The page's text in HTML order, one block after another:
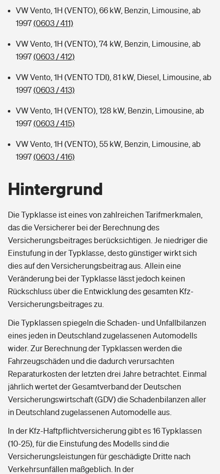
VW Vento, 1H (VENTO), 66 kW, Benzin, Limousine, ab
1997(0603 / 411)
VW Vento, 1H (VENTO), 74 kW, Benzin, Limousine, ab
1997(0603 / 412)
VW Vento, 1H (VENTO TDI), 81 kW, Diesel, Limousine, ab
1997(0603 / 413)
VW Vento, 1H (VENTO), 128 kW, Benzin, Limousine, ab
1997(0603 / 415)
VW Vento, 1H (VENTO), 55 kW, Benzin, Limousine, ab
1997(0603 / 416)
Hintergrund
Die Typklasse ist eines von zahlreichen Tarifmerkmalen,
das die Versicherer bei der Berechnung des
Versicherungsbeitrages berücksichtigen. Je niedriger die
Einstufung in der Typklasse, desto günstiger wirkt sich
dies auf den Versicherungsbeitrag aus. Allein eine
Veränderung bei der Typklasse lässt jedoch keinen
Rückschluss über die Entwicklung des gesamten Kfz-
Versicherungsbeitrages zu.
Die Typklassen spiegeln die Schaden- und Unfallbilanzen
eines jeden in Deutschland zugelassenen Automodells
wider. Zur Berechnung der Typklassen werden die
Fahrzeugschäden und die dadurch verursachten
Reparaturkosten der letzten drei Jahre betrachtet. Einmal
jährlich wertet der Gesamtverband der Deutschen
Versicherungswirtschaft (GDV) die Schadenbilanzen aller
in Deutschland zugelassenen Automodelle aus.
In der Kfz-Haftpflichtversicherung gibt es 16 Typklassen
(10-25), für die Einstufung des Modells sind die
Versicherungsleistungen für geschädigte Dritte nach
Verkehrsunfällen maßgeblich. In der